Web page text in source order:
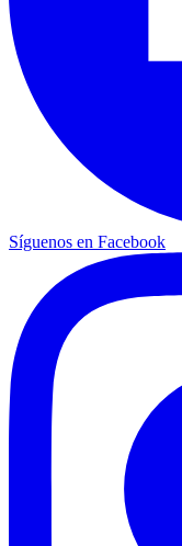
Síguenos en Facebook